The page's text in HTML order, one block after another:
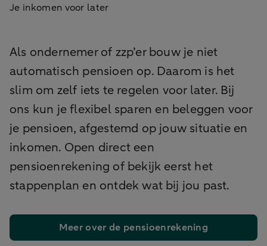
Je inkomen voor later
Als ondernemer of zzp’er bouw je niet
automatisch pensioen op. Daarom is het
slim om zelf iets te regelen voor later. Bij
ons kun je flexibel sparen en beleggen voor
je pensioen, afgestemd op jouw situatie en
inkomen. Open direct een
pensioenrekening of bekijk eerst het
stappenplan en ontdek wat bij jou past.
Meer over de pensioenrekening